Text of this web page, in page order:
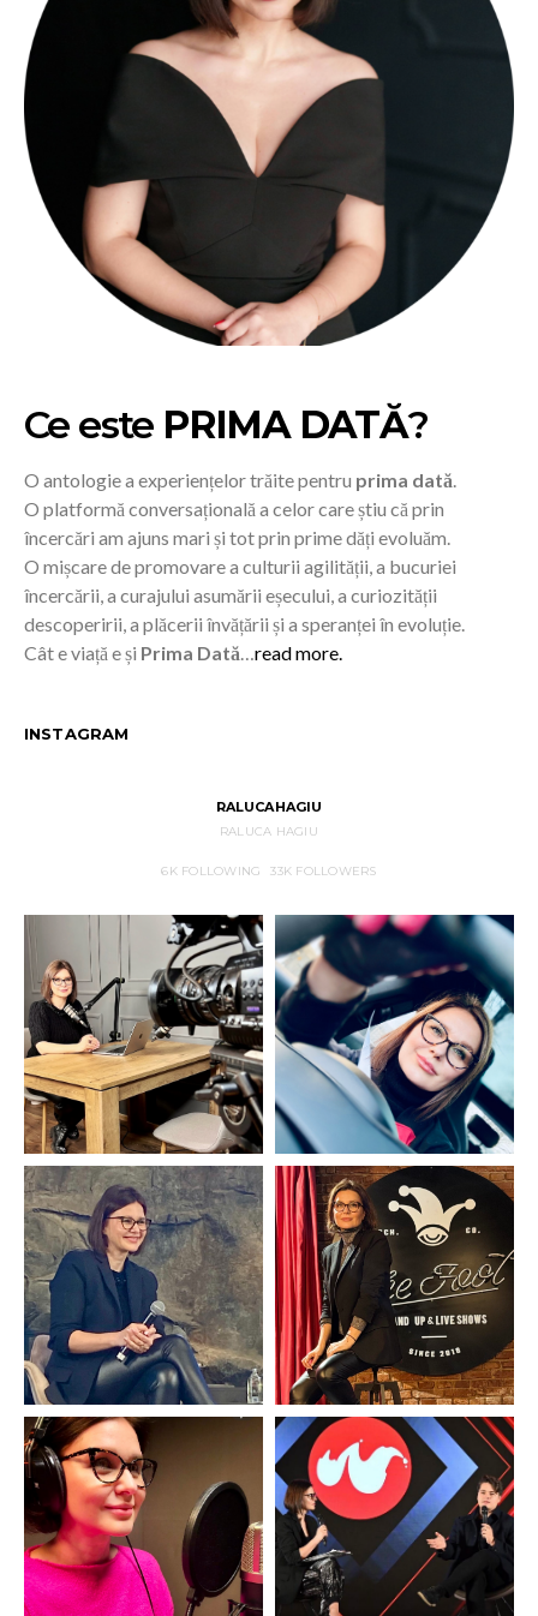
Ce este PRIMA DATĂ?
O antologie a experiențelor trăite pentru prima dată.
O platformă conversațională a celor care știu că prin
încercări am ajuns mari și tot prin prime dăți evoluăm.
O mișcare de promovare a culturii agilității, a bucuriei
încercării, a curajului asumării eșecului, a curiozității
descoperirii, a plăcerii învățării și a speranței în evoluție.
Cât e viață e și Prima Dată…read more.
INSTAGRAM
RALUCAHAGIU
RALUCA HAGIU
6KFOLLOWING 33K FOLLOWERS